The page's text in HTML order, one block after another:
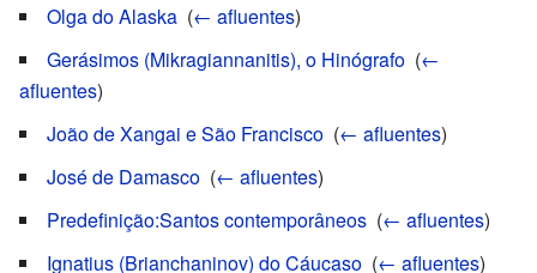
Olga do Alaska (← afluentes)
Gerásimos (Mikragiannanitis), o Hinógrafo (←
afluentes)
João de Xangai e São Francisco (← afluentes)
José de Damasco (← afluentes)
Predefinição:Santos contemporâneos (← afluentes)
Ignatius (Brianchaninov) do Cáucaso (← afluentes)